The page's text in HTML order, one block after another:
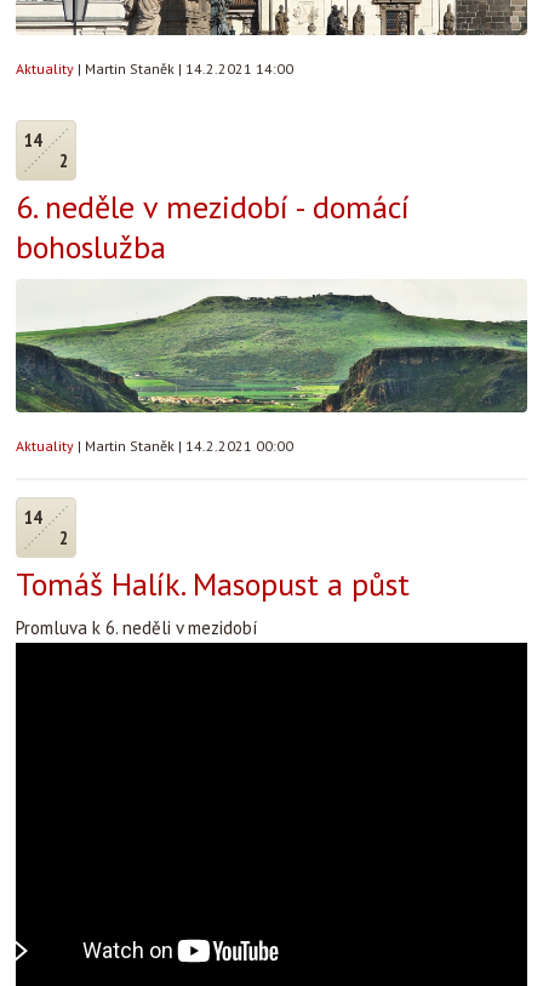
Aktuality | Martin Staněk | 14.2.2021 14:00
14
2
6. neděle v mezidobí - domácí
bohoslužba
Aktuality | Martin Staněk | 14.2.2021 00:00
14
2
Tomáš Halík. Masopust a půst
Promluva k 6. neděli v mezidobí